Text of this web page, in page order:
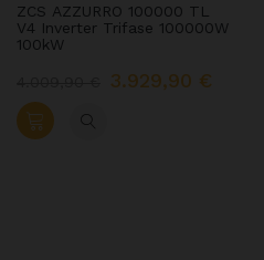
ZCS AZZURRO 100000 TL
V4 Inverter Trifase 100000W
100kW
3.929,90 €